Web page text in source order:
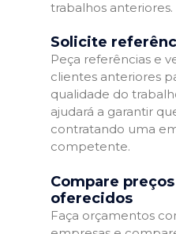
trabalhos anteriores.
Solicite
Peça referências e
clientes anteriores
qualidade do
ajudará a garantir
contratando uma
competente.
Compare
oferecidos
Faça orçamentos